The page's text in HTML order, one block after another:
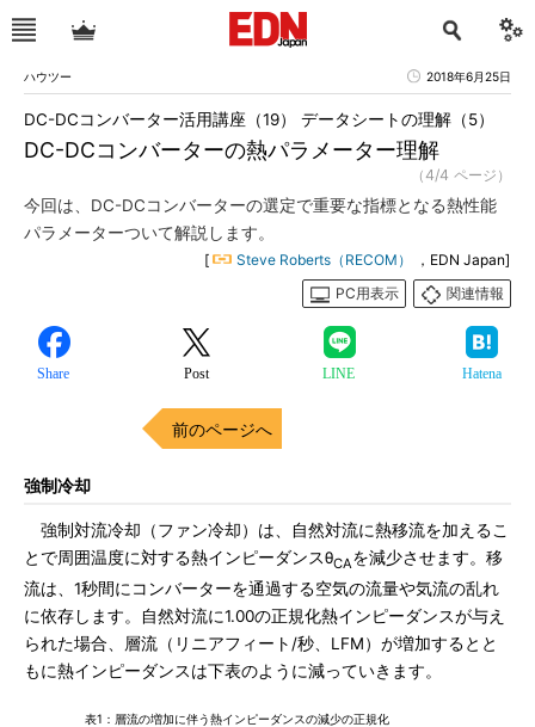
ハウツー 2018年6月25日
DC-DCコンバーターの熱パラメーター理解
DC-DCコンバーター活用講座（19） データシートの理解（5）
（4/4 ページ）
今回は、DC-DCコンバーターの選定で重要な指標となる熱性能
パラメーターついて解説します。
[ Steve Roberts（RECOM）
，EDN Japan]
PC用表示
関連情報
Share Post LINE Hatena
前のページへ
強制冷却
強制対流冷却（ファン冷却）は、自然対流に熱移流を加えるこ
とで周囲温度に対する熱インピーダンスθCAを減少させます。移
流は、1秒間にコンバーターを通過する空気の流量や気流の乱れ
に依存します。自然対流に1.00の正規化熱インピーダンスが与え
られた場合、層流（リニアフィート/秒、LFM）が増加するとと
もに熱インピーダンスは下表のように減っていきます。
表1：層流の増加に伴う熱インピーダンスの減少の正規化